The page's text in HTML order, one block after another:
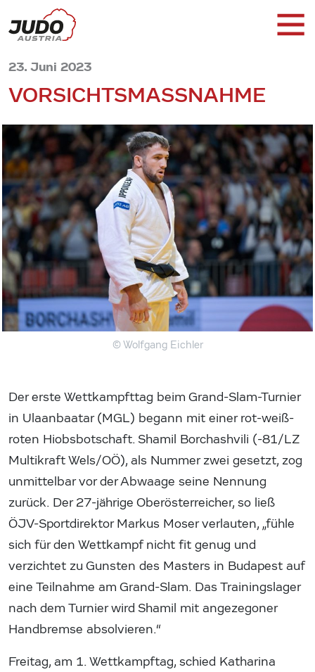
23. Juni 2023
VORSICHTSMASSNAHME
© Wolfgang Eichler
Der erste Wettkampfttag beim Grand-Slam-Turnier
in Ulaanbaatar (MGL) begann mit einer rot-weiß-
roten Hiobsbotschaft. Shamil Borchashvili (-81/LZ
Multikraft Wels/OÖ), als Nummer zwei gesetzt, zog
unmittelbar vor der Abwaage seine Nennung
zurück. Der 27-jährige Oberösterreicher, so ließ
ÖJV-Sportdirektor Markus Moser verlauten, „fühle
sich für den Wettkampf nicht fit genug und
verzichtet zu Gunsten des Masters in Budapest auf
eine Teilnahme am Grand-Slam. Das Trainingslager
nach dem Turnier wird Shamil mit angezegoner
Handbremse absolvieren.“
Freitag, am 1. Wettkampftag, schied Katharina